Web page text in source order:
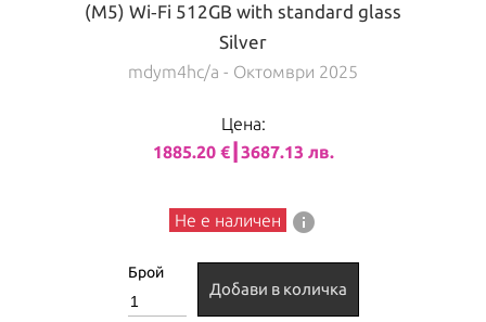
(M5) Wi‑Fi 512GB with standard glass
Silver
mdym4hc/a - Октомври 2025
Цена:
1885.20 €┃3687.13 лв.
Не е наличен info
Брой
Добави в количка